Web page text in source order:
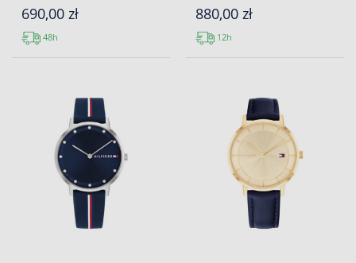
690,00 zł
48h
880,00 zł
12h